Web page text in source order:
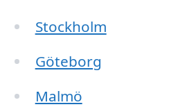
Stockholm
Göteborg
Malmö